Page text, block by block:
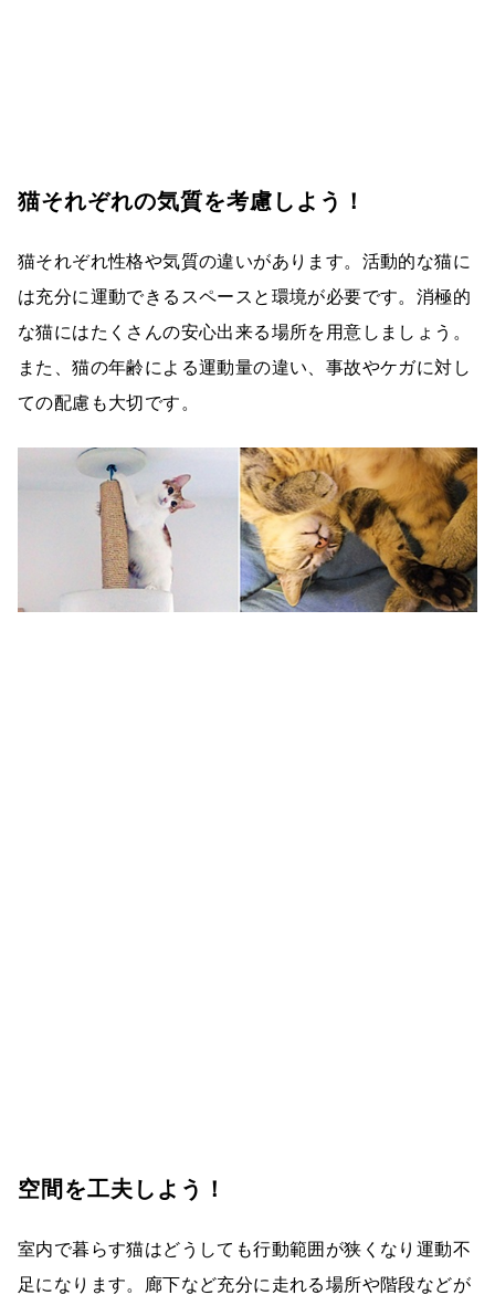
猫それぞれの気質を考慮しよう！
猫それぞれ性格や気質の違いがあります。活動的な猫に
は充分に運動できるスペースと環境が必要です。消極的
な猫にはたくさんの安心出来る場所を用意しましょう。
また、猫の年齢による運動量の違い、事故やケガに対し
ての配慮も大切です。
空間を工夫しよう！
室内で暮らす猫はどうしても行動範囲が狭くなり運動不
足になります。廊下など充分に走れる場所や階段などが